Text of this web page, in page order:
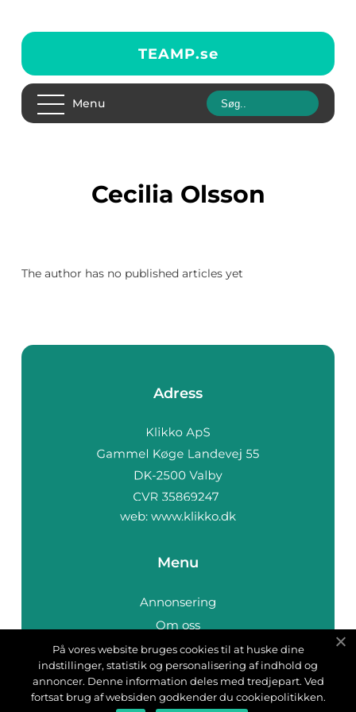
TEAMP.se
Menu
Cecilia Olsson
The author has no published articles yet
Adress
web: www.klikko.dk
Menu
Annonsering
Om oss
Cookies
Kontakta oss
Sitemap
På vores website bruges cookies til at huske dine
indstillinger, statistik og personalisering af indhold og
annoncer. Denne information deles med tredjepart. Ved
fortsat brug af websiden godkender du cookiepolitikken.